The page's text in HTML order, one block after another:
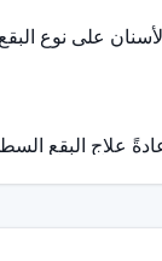
على نوع
علاج البقع
إلى تفتيح لون
يمكن